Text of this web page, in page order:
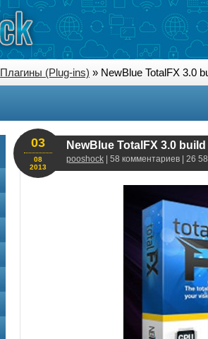
Плагины (Plug-ins) » NewBlue TotalFX 3.0
NewBlue TotalFX 3.0 build
pooshock | 58 комментариев | 26
03
08
2013